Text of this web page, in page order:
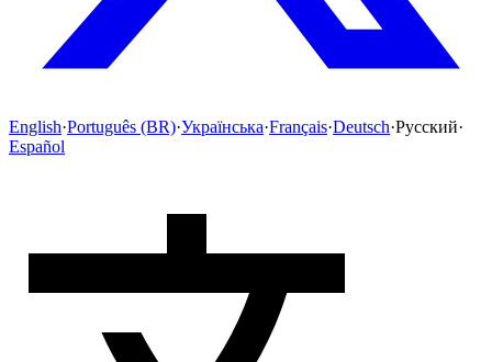
English·Português (BR)·Українська·Français·Deutsch·Русский·
Español